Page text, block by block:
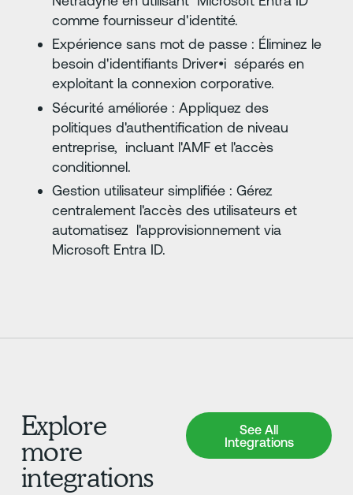
comme fournisseur d'identité.
Expérience sans mot de passe : Éliminez le
besoin d'identifiants Driver•i séparés en
exploitant la connexion corporative.
Sécurité améliorée : Appliquez des
politiques d'authentification de niveau
entreprise, incluant l'AMF et l'accès
conditionnel.
Gestion utilisateur simplifiée : Gérez
centralement l'accès des utilisateurs et
automatisez l'approvisionnement via
Microsoft Entra ID.
Explore
more
integrations
See All
Integrations
See All Integrations